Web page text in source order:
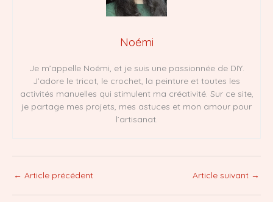
Noémi
Je m’appelle Noémi, et je suis une passionnée de DIY.
J’adore le tricot, le crochet, la peinture et toutes les
activités manuelles qui stimulent ma créativité. Sur ce site,
je partage mes projets, mes astuces et mon amour pour
l’artisanat.
← Article précédent Article suivant →